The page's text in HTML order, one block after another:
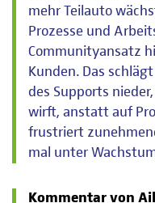
mehr Teilauto
Prozesse und
Communityansatz
Kunden. Das
des Supports
wirft, anstatt auf
frustriert
mal unter
Kommentar von